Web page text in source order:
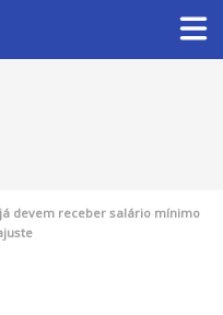
devem receber salário mínimo